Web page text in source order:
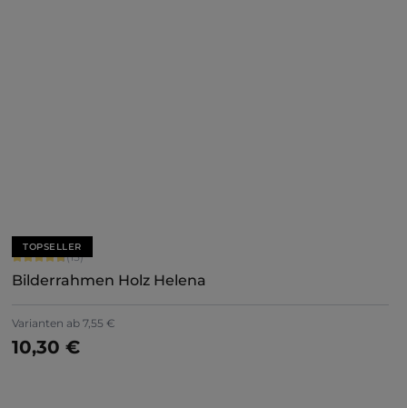
TOPSELLER
Durchschnittliche Bewertung von 4.8 von 5 Sternen
(15)
Bilderrahmen Holz Helena
Varianten ab 7,55 €
10,30 €
Jetzt konfigurieren